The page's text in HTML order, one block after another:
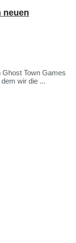
neuen
Town Games
wir die ...